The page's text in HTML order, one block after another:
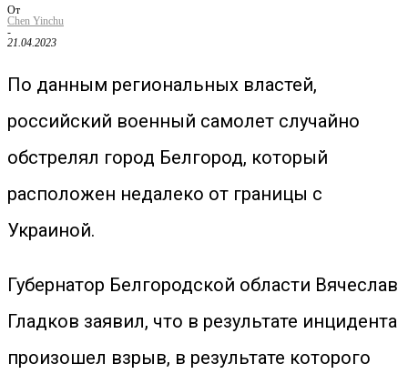
От
Chen Yinchu
-
21.04.2023
По данным региональных властей,
российский военный самолет случайно
обстрелял город Белгород, который
расположен недалеко от границы с
Украиной.
Губернатор Белгородской области Вячеслав
Гладков заявил, что в результате инцидента
произошел взрыв, в результате которого